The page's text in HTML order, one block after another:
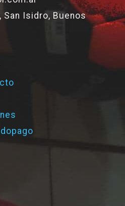
San Isidro, Buenos